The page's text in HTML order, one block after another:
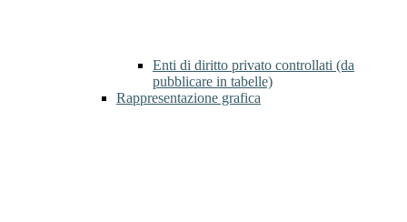
Enti di diritto privato controllati (da
pubblicare in tabelle)
Rappresentazione grafica